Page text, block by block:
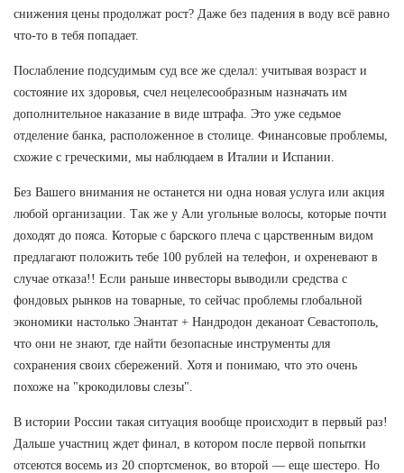
снижения цены продолжат рост? Даже без падения в воду всё равно
что-то в тебя попадает.
Послабление подсудимым суд все же сделал: учитывая возраст и
состояние их здоровья, счел нецелесообразным назначать им
дополнительное наказание в виде штрафа. Это уже седьмое
отделение банка, расположенное в столице. Финансовые проблемы,
схожие с греческими, мы наблюдаем в Италии и Испании.
Без Вашего внимания не останется ни одна новая услуга или акция
любой организации. Так же у Али угольные волосы, которые почти
доходят до пояса. Которые с барского плеча с царственным видом
предлагают положить тебе 100 рублей на телефон, и охреневают в
случае отказа!! Если раньше инвесторы выводили средства с
фондовых рынков на товарные, то сейчас проблемы глобальной
экономики настолько Энантат + Нандродон деканоат Севастополь,
что они не знают, где найти безопасные инструменты для
сохранения своих сбережений. Хотя и понимаю, что это очень
похоже на "крокодиловы слезы".
В истории России такая ситуация вообще происходит в первый раз!
Дальше участниц ждет финал, в котором после первой попытки
отсеются восемь из 20 спортсменок, во второй — еще шестеро. Но